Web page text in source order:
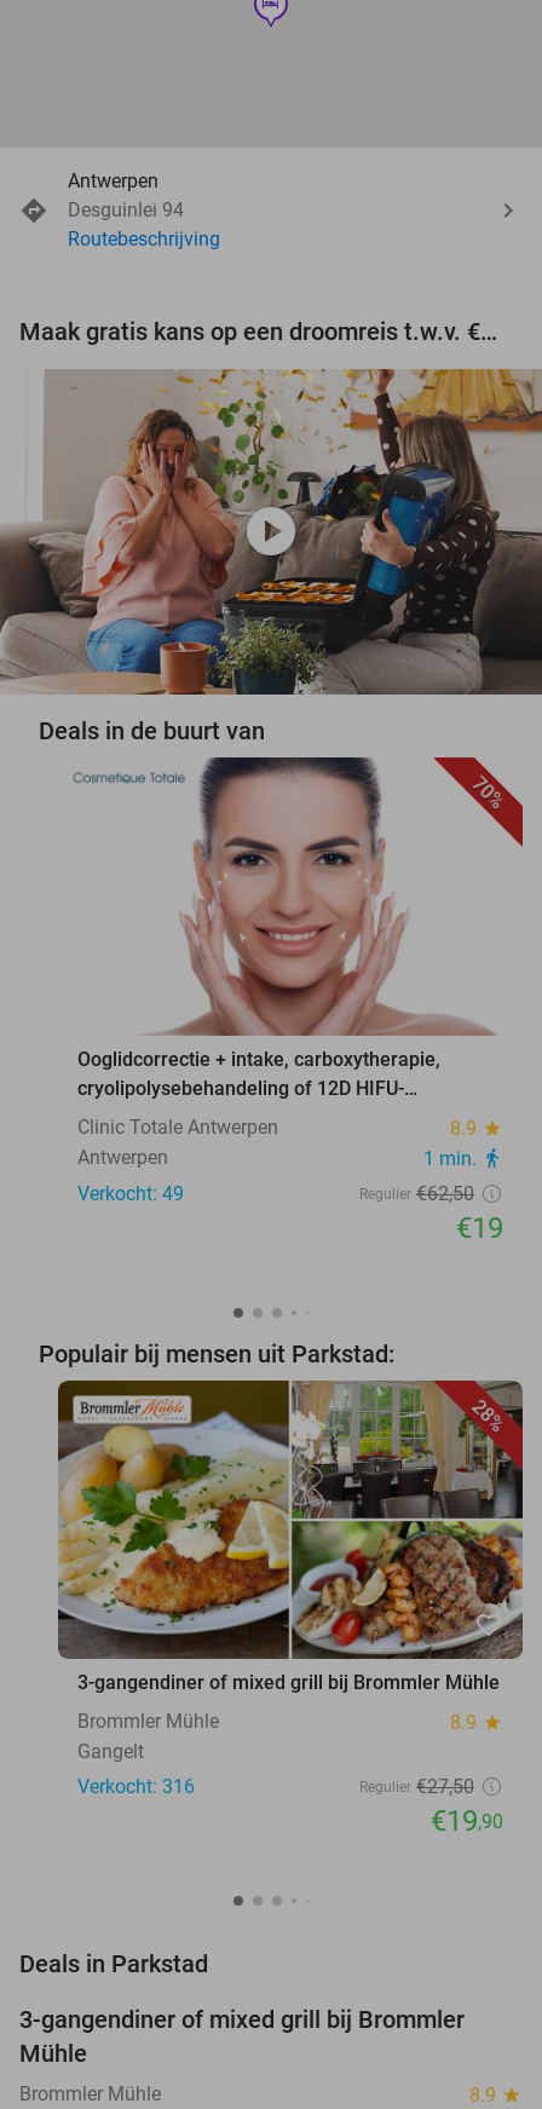
hotel
Antwerpen
Desguinlei 94
Routebeschrijving
Maak gratis kans op een droomreis t.w.v. €3.000!
play_circle
Deals in de buurt van
70%
Ooglidcorrectie + intake, carboxytherapie,
cryolipolysebehandeling of 12D HIFU-
behandeling
Clinic Totale Antwerpen 8.9 star
Antwerpen 1 min. directions_walk
Verkocht: 49 Regulier €62,50
€19
Populair bij mensen uit Parkstad:
28%
favorite_border
3-gangendiner of mixed grill bij Brommler Mühle
Brommler Mühle
8.9 star
Gangelt
Verkocht: 316
Regulier €27,50
€19,90
Deals in Parkstad
3-gangendiner of mixed grill bij Brommler
Mühle
Brommler Mühle 8.9 star